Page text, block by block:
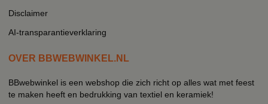
Disclaimer
AI-transparantieverklaring
OVER BBWEBWINKEL.NL
BBwebwinkel is een webshop die zich richt op alles wat met feest
te maken heeft en bedrukking van textiel en keramiek!